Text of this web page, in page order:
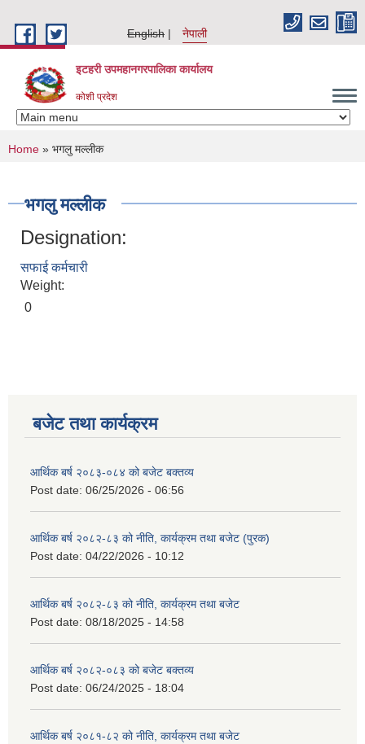
English
नेपाली
इटहरी उपमहानगरपालिका कार्यालय
कोशी प्रदेश
You are here
Home » भगलु मल्लीक
भगलु मल्लीक
Designation:
सफाई कर्मचारी
Weight:
0
बजेट तथा कार्यक्रम
आर्थिक बर्ष २०८३-०८४ को बजेट बक्तव्य
Post date: 06/25/2026 - 06:56
आर्थिक बर्ष २०८२-८३ को नीति, कार्यक्रम तथा बजेट (पुरक)
Post date: 04/22/2026 - 10:12
आर्थिक बर्ष २०८२-८३ को नीति, कार्यक्रम तथा बजेट
Post date: 08/18/2025 - 14:58
आर्थिक बर्ष २०८२-०८३ को बजेट बक्तव्य
Post date: 06/24/2025 - 18:04
आर्थिक बर्ष २०८१-८२ को नीति, कार्यक्रम तथा बजेट